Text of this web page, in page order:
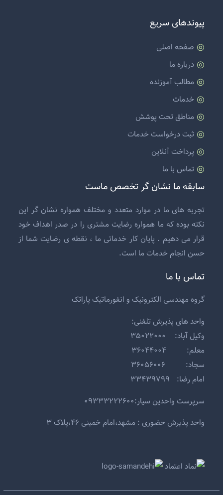
پیوندهای سریع
صفحه اصلی
درباره ما
مطالب آموزنده
خدمات
مناطق تحت پوشش
ثبت درخواست خدمات
پرداخت آنلاین
تماس با ما
سابقه ما نشان گر تخصص ماست
تجربه های ما در موارد متعدد و مختلف همواره نشان گر این
نکته بوده که ما همواره رضایت مشتری را در صدر اهداف خود
قرار می دهیم . پایان کار خدماتی ما ، نقطه ی رضایت شما از
حسن انجام خدمات ما است.
تماس با ما
گروه مهندسی الکترونیک و انفورماتیک پاراتک
واحد های پذیرش تلفنی:
وکیل آباد: ۳۵۰۲۲۰۰۰
معلم: ۳۶۰۴۴۰۰۴
سجاد: ۳۶۰۵۶۰۰۶
امام رضا: ۳۳۴۳۹۷۹۹
سرپرست واحدین سیار:۰۹۳۳۳۲۲۲۶۰۰
واحد پذیرش حضوری : مشهد،امام خمینی ۴۶،پلاک ۳